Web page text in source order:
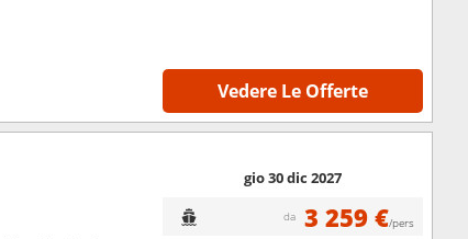
Vedere Le Offerte
gio 30 dic 2027
da 3 259 €/pers